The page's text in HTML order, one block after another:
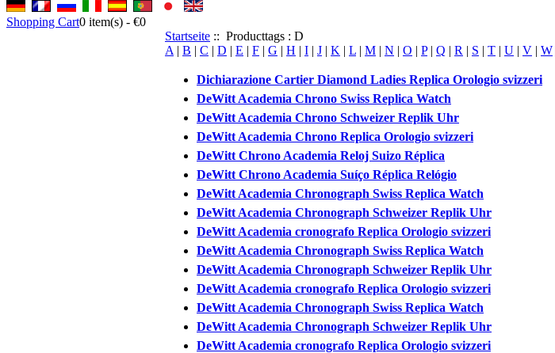
Shopping Cart0 item(s) - €0
Startseite :: Producttags : D
A | B | C | D | E | F | G | H | I | J | K | L | M | N | O | P| Q | R | S | T | U | V | W
Dichiarazione Cartier Diamond Ladies Replica Orologio svizzeri
DeWitt Academia Chrono Swiss Replica Watch
DeWitt Academia Chrono Schweizer Replik Uhr
DeWitt Academia Chrono Replica Orologio svizzeri
DeWitt Chrono Academia Reloj Suizo Réplica
DeWitt Chrono Academia Suíço Réplica Relógio
DeWitt Academia Chronograph Swiss Replica Watch
DeWitt Academia Chronograph Schweizer Replik Uhr
DeWitt Academia cronografo Replica Orologio svizzeri
DeWitt Academia Chronograph Swiss Replica Watch
DeWitt Academia Chronograph Schweizer Replik Uhr
DeWitt Academia cronografo Replica Orologio svizzeri
DeWitt Academia Chronograph Swiss Replica Watch
DeWitt Academia Chronograph Schweizer Replik Uhr
DeWitt Academia cronografo Replica Orologio svizzeri